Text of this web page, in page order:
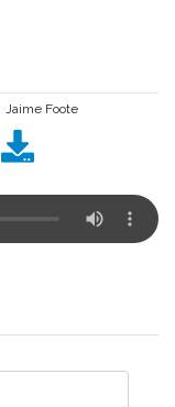
Jaime Foote